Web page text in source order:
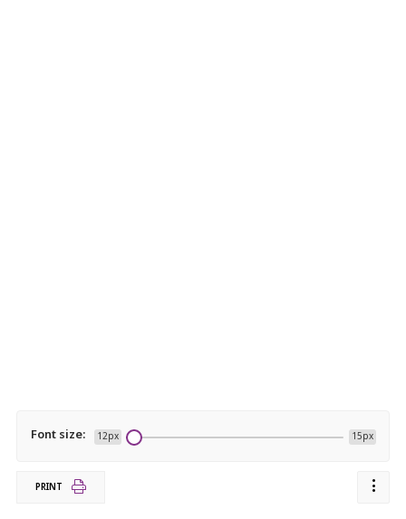
Font size: 12px 15px
PRINT